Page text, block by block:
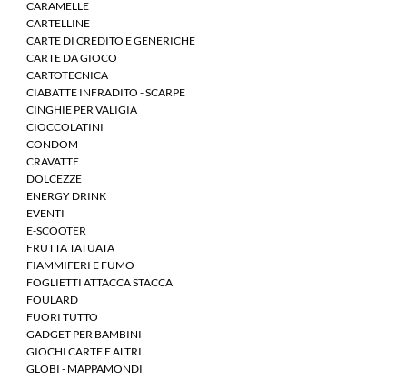
CARAMELLE
CARTELLINE
CARTE DI CREDITO E GENERICHE
CARTE DA GIOCO
CARTOTECNICA
CIABATTE INFRADITO - SCARPE
CINGHIE PER VALIGIA
CIOCCOLATINI
CONDOM
CRAVATTE
DOLCEZZE
ENERGY DRINK
EVENTI
E-SCOOTER
FRUTTA TATUATA
FIAMMIFERI E FUMO
FOGLIETTI ATTACCA STACCA
FOULARD
FUORI TUTTO
GADGET PER BAMBINI
GIOCHI CARTE E ALTRI
GLOBI - MAPPAMONDI